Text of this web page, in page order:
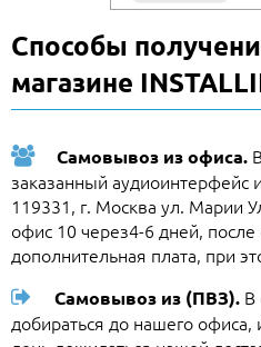
Способы
магазине
Самовывоз из офиса.
заказанный аудиоинтерфейс
119331, г. Москва ул. Марии
офис 10 через4-6 дней,
дополнительная плата, при
Самовывоз из (ПВЗ). В
добираться до нашего